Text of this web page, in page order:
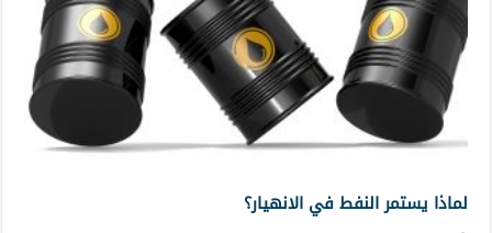
لماذا يستمر النفط في الانهيار؟